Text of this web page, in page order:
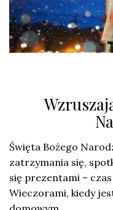
Święta Bożego
zatrzymania się,
się prezentami – czas
Wieczorami, kiedy